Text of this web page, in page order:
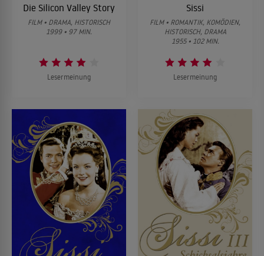
Die Silicon Valley Story
FILM • DRAMA, HISTORISCH
1999 • 97 MIN.
Lesermeinung
Sissi
FILM • ROMANTIK, KOMÖDIEN,
HISTORISCH, DRAMA
1955 • 102 MIN.
Lesermeinung